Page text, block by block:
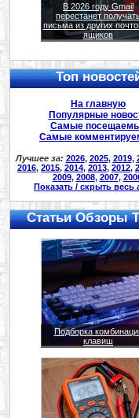
В 2026 году Gmail
перестанет
письма из других
ящиков
Топ
На главную
Популярные
Самые
Самые
Лучшее за: 2026, 2025, 2019,
2016, 2015, 2014, 2013, 2012,
2009, 2008, 2007,
Показать / скрыть весь
Статьи Обзоры
Подборка
клавиш